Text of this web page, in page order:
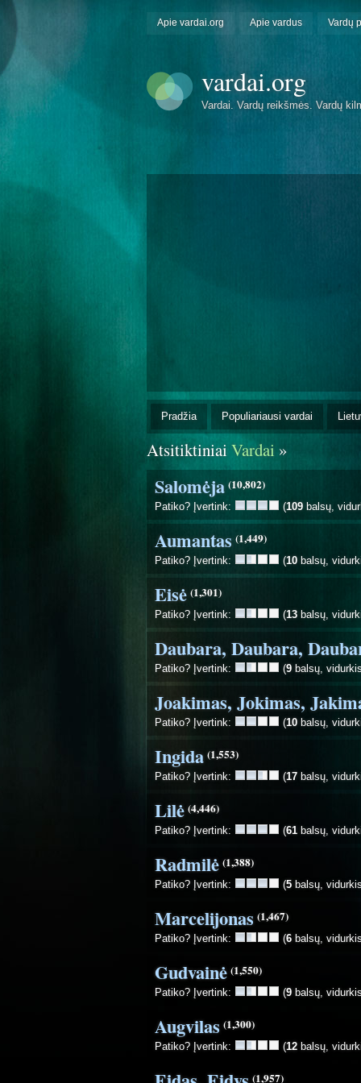
Apie vardai.org Apie vardus Vardų
vardai.org
Vardai. Vardų reikšmės. Vardų
Pradžia Populiariausi vardai
Atsitiktiniai Vardai »
Salomėja (10,802)
Patiko? Įvertink: (109 balsų,
Aumantas (1,449)
Patiko? Įvertink: (10 balsų,
Eisė (1,301)
Patiko? Įvertink: (13 balsų,
Daubara, Daubara,
Patiko? Įvertink: (9 balsų,
Joakimas, Jokimas,
Patiko? Įvertink: (10 balsų,
Ingida (1,553)
Patiko? Įvertink: (17 balsų,
Lilė (4,446)
Patiko? Įvertink: (61 balsų,
Radmilė (1,388)
Patiko? Įvertink: (5 balsų,
Marcelijonas (1,467)
Patiko? Įvertink: (6 balsų,
Gudvainė (1,550)
Patiko? Įvertink: (9 balsų,
Augvilas (1,300)
Patiko? Įvertink: (12 balsų,
(1,957)